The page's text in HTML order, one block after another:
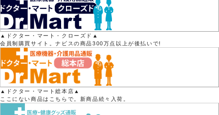
▲ドクター・マート・クローズド▲
会員制購買サイト。ナビスの商品300万点以上が後払いで!
▲ドクター・マート総本店▲
ここにない商品はこちらで。新商品続々入荷。